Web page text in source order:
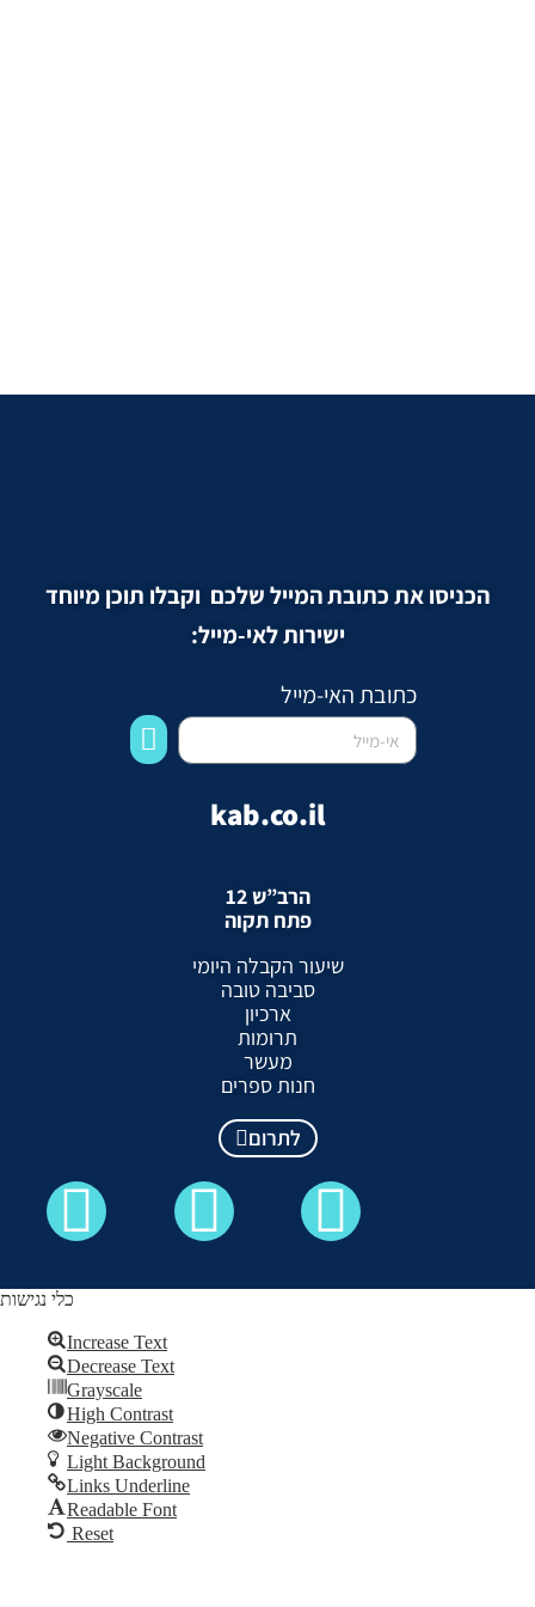
הכניסו את כתובת המייל שלכם וקבלו תוכן מיוחד
ישירות לאי-מייל:
כתובת האי-מייל
kab.co.il
הרב”ש 12
פתח תקוה
שיעור הקבלה היומי
סביבה טובה
ארכיון
תרומות
מעשר
חנות ספרים
לתרום
Skip to content
toolbar
כלי נגישות
Increase Text
Decrease Text
Grayscale
High Contrast
Negative Contrast
Light Background
Links Underline
Readable Font
Reset